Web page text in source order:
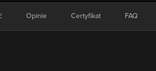
Opinie Certyfikat FAQ